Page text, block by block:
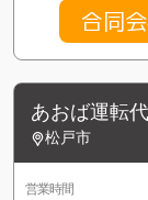
合同
あおば運転
松戸市
営業時間